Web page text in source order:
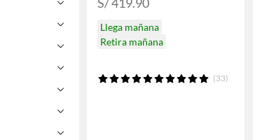
Llega mañana
Retira mañana
(33)